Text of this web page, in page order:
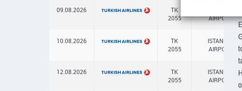
09.08.2026
TK
2055
AIRPORT
10.08.2026
TK
2055
ISTANBUL
AIRPORT
12.08.2026
TK
2055
ISTANBUL
AIRPORT